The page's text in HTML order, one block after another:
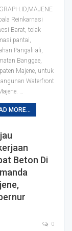
Reinkarnasi
Barat, tolak
pantai,
Pangali-ali,
Banggae,
Majene, untuk
Waterfront
MORE...
Beton Di
0